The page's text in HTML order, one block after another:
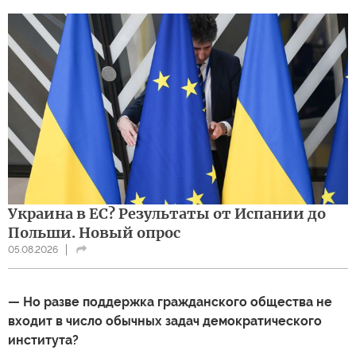
Украина в ЕС? Результаты от Испании до
Польши. Новый опрос
05.08.2026
— Но разве поддержка гражданского общества не
входит в число обычных задач демократического
института?